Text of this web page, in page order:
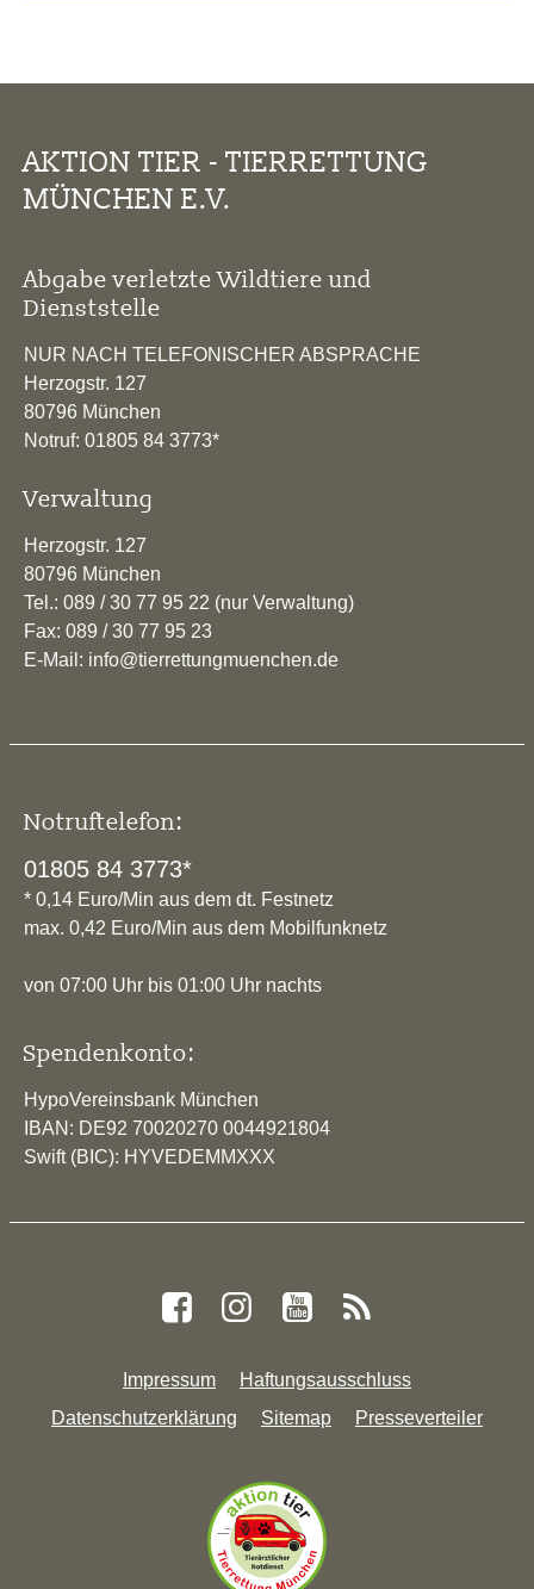
AKTION TIER - TIERRETTUNG
MÜNCHEN E.V.
Abgabe verletzte Wildtiere und
Dienststelle
NUR NACH TELEFONISCHER ABSPRACHE
Herzogstr. 127
80796 München
Notruf: 01805 84 3773*
Verwaltung
Herzogstr. 127
80796 München
Tel.: 089 / 30 77 95 22 (nur Verwaltung)
Fax: 089 / 30 77 95 23
E-Mail: info@tierrettungmuenchen.de
Notruftelefon:
01805 84 3773*
* 0,14 Euro/Min aus dem dt. Festnetz
max. 0,42 Euro/Min aus dem Mobilfunknetz
von 07:00 Uhr bis 01:00 Uhr nachts
Spendenkonto:
HypoVereinsbank München
IBAN: DE92 70020270 0044921804
Swift (BIC): HYVEDEMMXXX
Impressum
Haftungsausschluss
Datenschutzerklärung
Sitemap Presseverteiler